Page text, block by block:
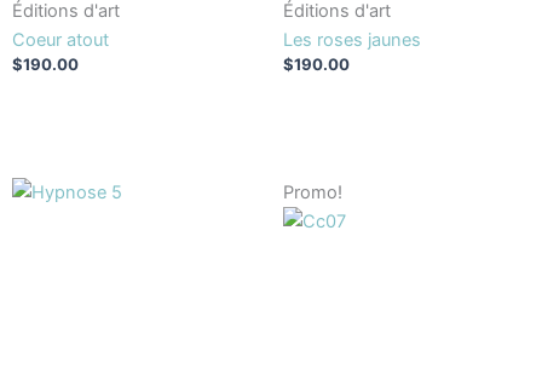
Éditions d'art
Coeur atout
$190.00
Éditions d'art
Les roses jaunes
$190.00
Promo!
Le
initial